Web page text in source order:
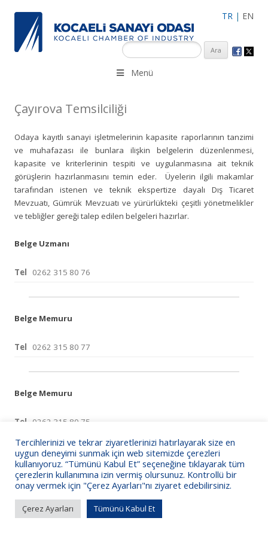
TR | EN
KSO 3500’ü aşkın sanayi kuruluşuna uzman çalışanları ile İzmit
Merkez, Çayırova, Dilovası, Gebze ve İMES OSB’deki ofisleri ile
Menü
Çayırova Temsilciliği
Odaya kayıtlı sanayi işletmelerinin kapasite raporlarının tanzimi
ve muhafazası ile bunlara ilişkin belgelerin düzenlenmesi,
kapasite ve kriterlerinin tespiti ve uygulanmasına ait teknik
görüşlerin hazırlanmasını temin eder. Üyelerin ilgili makamlar
tarafından istenen ve teknik ekspertize dayalı Dış Ticaret
Mevzuatı, Gümrük Mevzuatı ve yürürlükteki çeşitli yönetmelikler
ve tebliğler gereği talep edilen belgeleri hazırlar.
Belge Uzmanı
Tel 0262 315 80 76
Belge Memuru
Tel 0262 315 80 77
Belge Memuru
Tel 0262 315 80 75
KSO Bilgi İşlem
Tercihlerinizi ve tekrar ziyaretlerinizi hatırlayarak size en
uygun deneyimi sunmak için web sitemizde çerezleri
kullanıyoruz. “Tümünü Kabul Et” seçeneğine tıklayarak tüm
çerezlerin kullanımına izin vermiş olursunuz. Kontrollü bir
onay vermek için "Çerez Ayarları"nı ziyaret edebilirsiniz.
Çerez Ayarları Tümünü Kabul Et